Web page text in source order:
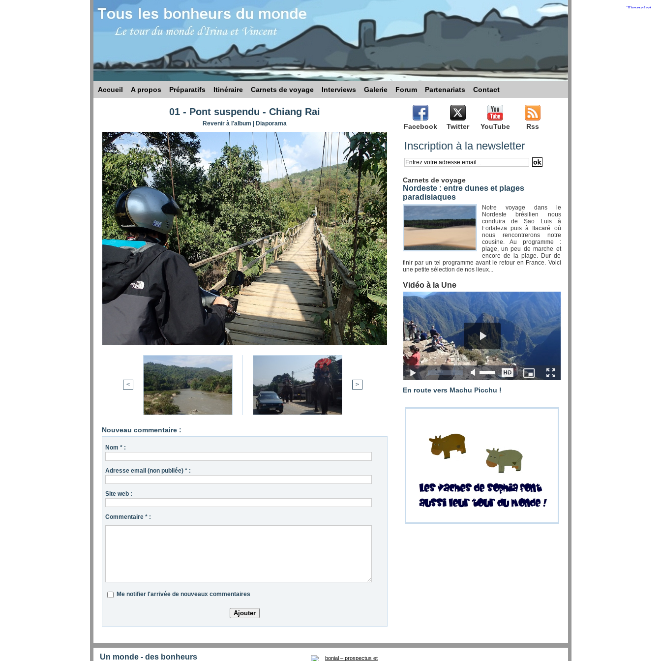
Accueil A propos Préparatifs Itinéraire Carnets de voyage Interviews Galerie Forum Partenariats Contact
01 - Pont suspendu - Chiang Rai
Revenir à l'album Diaporama
< >
Nouveau commentaire :
Nom * :
Adresse email (non publiée) * :
Site web :
Commentaire * :
Me notifier l'arrivée de nouveaux commentaires
Facebook Twitter YouTube Rss
Inscription à la newsletter
Carnets de voyage
Nordeste : entre dunes et plages
paradisiaques
Notre voyage dans le
Nordeste brésilien nous
conduira de Sao Luis à
Fortaleza puis à Itacaré où
nous rencontrerons notre
cousine. Au programme :
plage, un peu de marche et
encore de la plage. Dur de
finir par un tel programme avant le retour en France. Voici
une petite sélection de nos lieux...
Vidéo à la Une
En route vers Machu Picchu !
Un monde - des bonheurs